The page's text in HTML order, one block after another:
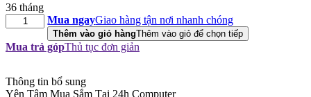
36 tháng
Mainboard
Asus
Prime
DDR5
số
Mua ngayGiao hàng tận nơi nhanh chóng
Thêm vào giỏ hàngThêm vào giỏ để chọn tiếp
Mua trả gópThủ tục đơn giản
Thông tin bổ sung
Yên Tâm Mua Sắm Tại 24h Computer